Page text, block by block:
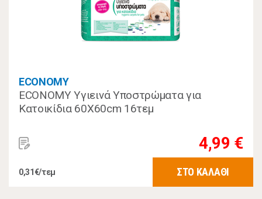
ECONOMY
ECONOMY Υγιεινά Υποστρώματα για
Κατοικίδια 60Χ60cm 16τεμ
4,99 €
0,31€/τεμ ΣΤΟ ΚΑΛΑΘΙ